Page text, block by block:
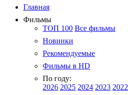
Главная
Фильмы
ТОП 100 Все фильмы
Новинки
Рекомендуемые
Фильмы в HD
По году:
2026 2025 2024 2023 2022